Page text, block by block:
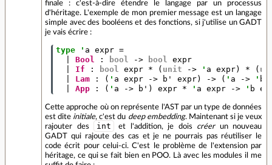
finale : c'est-à-dire étendre le langage par un processus
d'héritage. L'exemple de mon premier message est un langage
simple avec des booléens et des fonctions, si j'utilise un GADT
je vais écrire :
type ' a expr =
Bool : bool -> bool
expr
If : bool expr * ( unit -> ' a expr) * (
Lam : ( ' a expr -> b' expr) -> ( ' a -> ' b
App : ( ' a -> b' ) expr * ' a expr -> ' b
Cette approche où on représente l'AST par un type de données
est dite initiale, c'est du deep embedding. Maintenant si je veux
rajouter des
int et l'addition, je dois créerun nouveau
GADT qui rajoute des cas et je ne pourrais pas réutiliser le
code écrit pour celui-ci. C'est le problème de l'extension par
héritage, ce qui se fait bien en POO. Là avec les modules il me